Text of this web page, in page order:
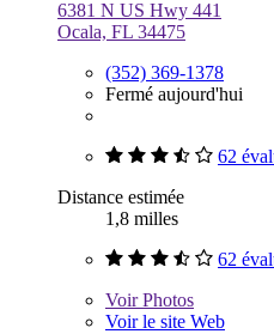
6381 N US Hwy 441
Ocala, FL 34475
(352) 369-1378
Fermé aujourd'hui
62
Distance estimée
1,8 milles
62
VoirPhotos
Voir le site Web